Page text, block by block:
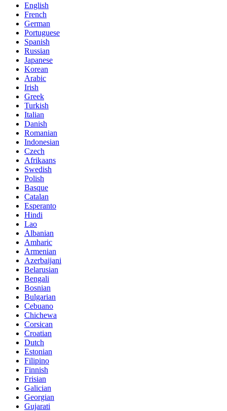
English
French
German
Portuguese
Spanish
Russian
Japanese
Korean
Arabic
Irish
Greek
Turkish
Italian
Danish
Romanian
Indonesian
Czech
Afrikaans
Swedish
Polish
Basque
Catalan
Esperanto
Hindi
Lao
Albanian
Amharic
Armenian
Azerbaijani
Belarusian
Bengali
Bosnian
Bulgarian
Cebuano
Chichewa
Corsican
Croatian
Dutch
Estonian
Filipino
Finnish
Frisian
Galician
Georgian
Gujarati